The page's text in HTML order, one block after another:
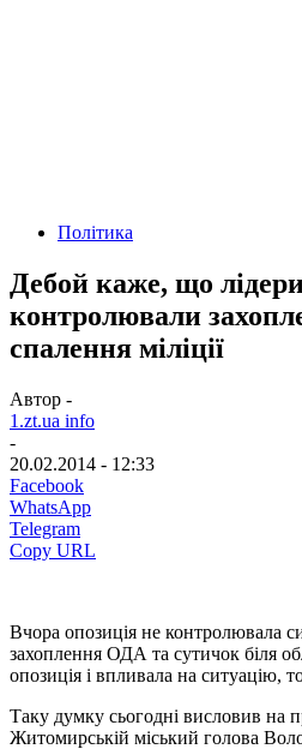
Політика
Дебой каже, що лідери
контролювали
спалення міліції
Автор -
1.zt.ua info
-
20.02.2014 - 12:33
Facebook
WhatsApp
Telegram
Copy URL
Вчора опозиція не контролювала
захоплення ОДА та сутичок біля
опозиція і впливала на ситуацію,
Таку думку сьогодні висловив на
Житомирській міський голова